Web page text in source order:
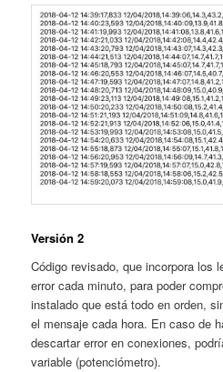
Versión 2
Código revisado, que incorpora los
error cada minuto, para poder
instalado que está todo en orden,
el mensaje cada hora. En caso de
descartar error en conexiones,
variable (potenciómetro).